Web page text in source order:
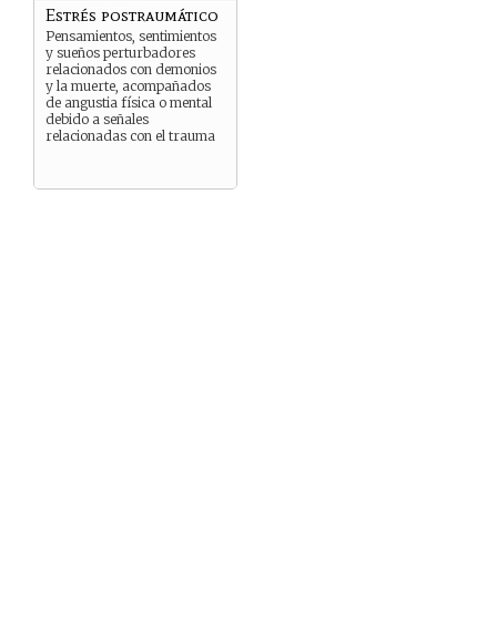
Estrés postraumático
Pensamientos, sentimientos
y sueños perturbadores
relacionados con demonios
y la muerte, acompañados
de angustia física o mental
debido a señales
relacionadas con el trauma